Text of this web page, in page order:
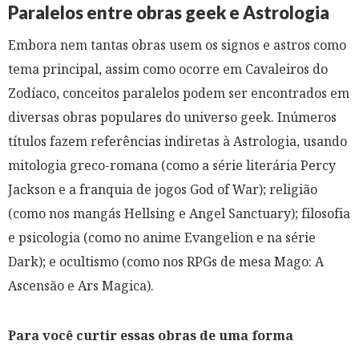
Paralelos entre obras geek e Astrologia
Embora nem tantas obras usem os signos e astros como
tema principal, assim como ocorre em Cavaleiros do
Zodíaco, conceitos paralelos podem ser encontrados em
diversas obras populares do universo geek. Inúmeros
títulos fazem referências indiretas à Astrologia, usando
mitologia greco-romana (como a série literária Percy
Jackson e a franquia de jogos God of War); religião
(como nos mangás Hellsing e Angel Sanctuary); filosofia
e psicologia (como no anime Evangelion e na série
Dark); e ocultismo (como nos RPGs de mesa Mago: A
Ascensão e Ars Magica).
Para você curtir essas obras de uma forma